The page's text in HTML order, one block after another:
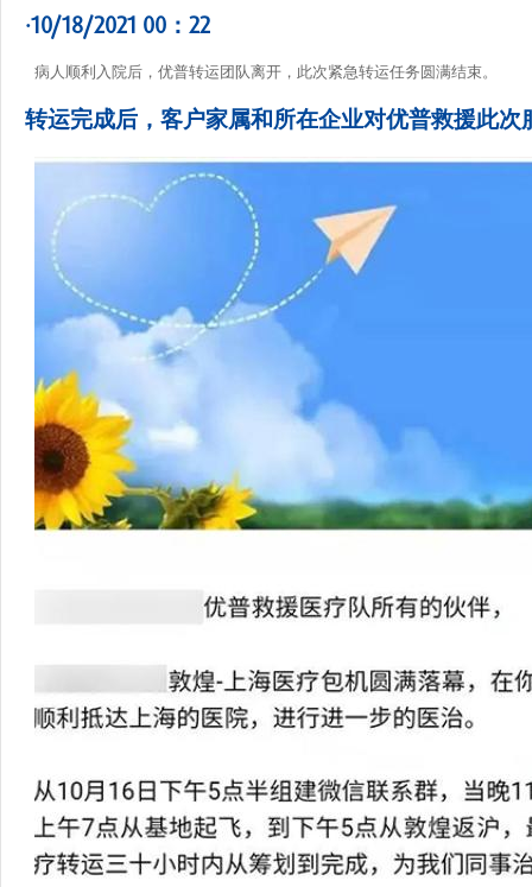
·10/18/2021 00：22
病人顺利入院后，优普转运团队离开，此次紧急转运任务圆满结束。
转运完成后，客户家属和所在企业对优普救援此